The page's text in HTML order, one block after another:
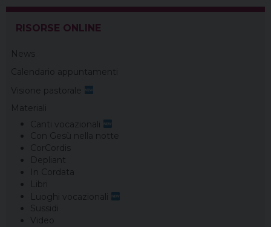
k
s
n
m
p
RISORSE ONLINE
News
Calendario appuntamenti
Visione pastorale
Materiali
Canti vocazionali
Con Gesù nella notte
CorCordis
Depliant
In Cordata
Libri
Luoghi vocazionali
Sussidi
Video